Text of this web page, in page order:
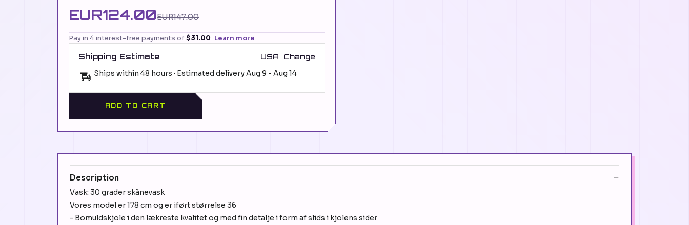
EUR124.00EUR147.00
Pay in 4 interest-free payments of$31.00 Learn more
Shipping Estimate USA Change
Ships within 48 hours · Estimated deliveryAug 9 - Aug 14
ADD TO CART
Description
Vask: 30 grader skånevask
Vores model er 178 cm og er iført størrelse 36
- Bomuldskjole i den lækreste kvalitet og med fin detalje i form af slids i kjolens sider